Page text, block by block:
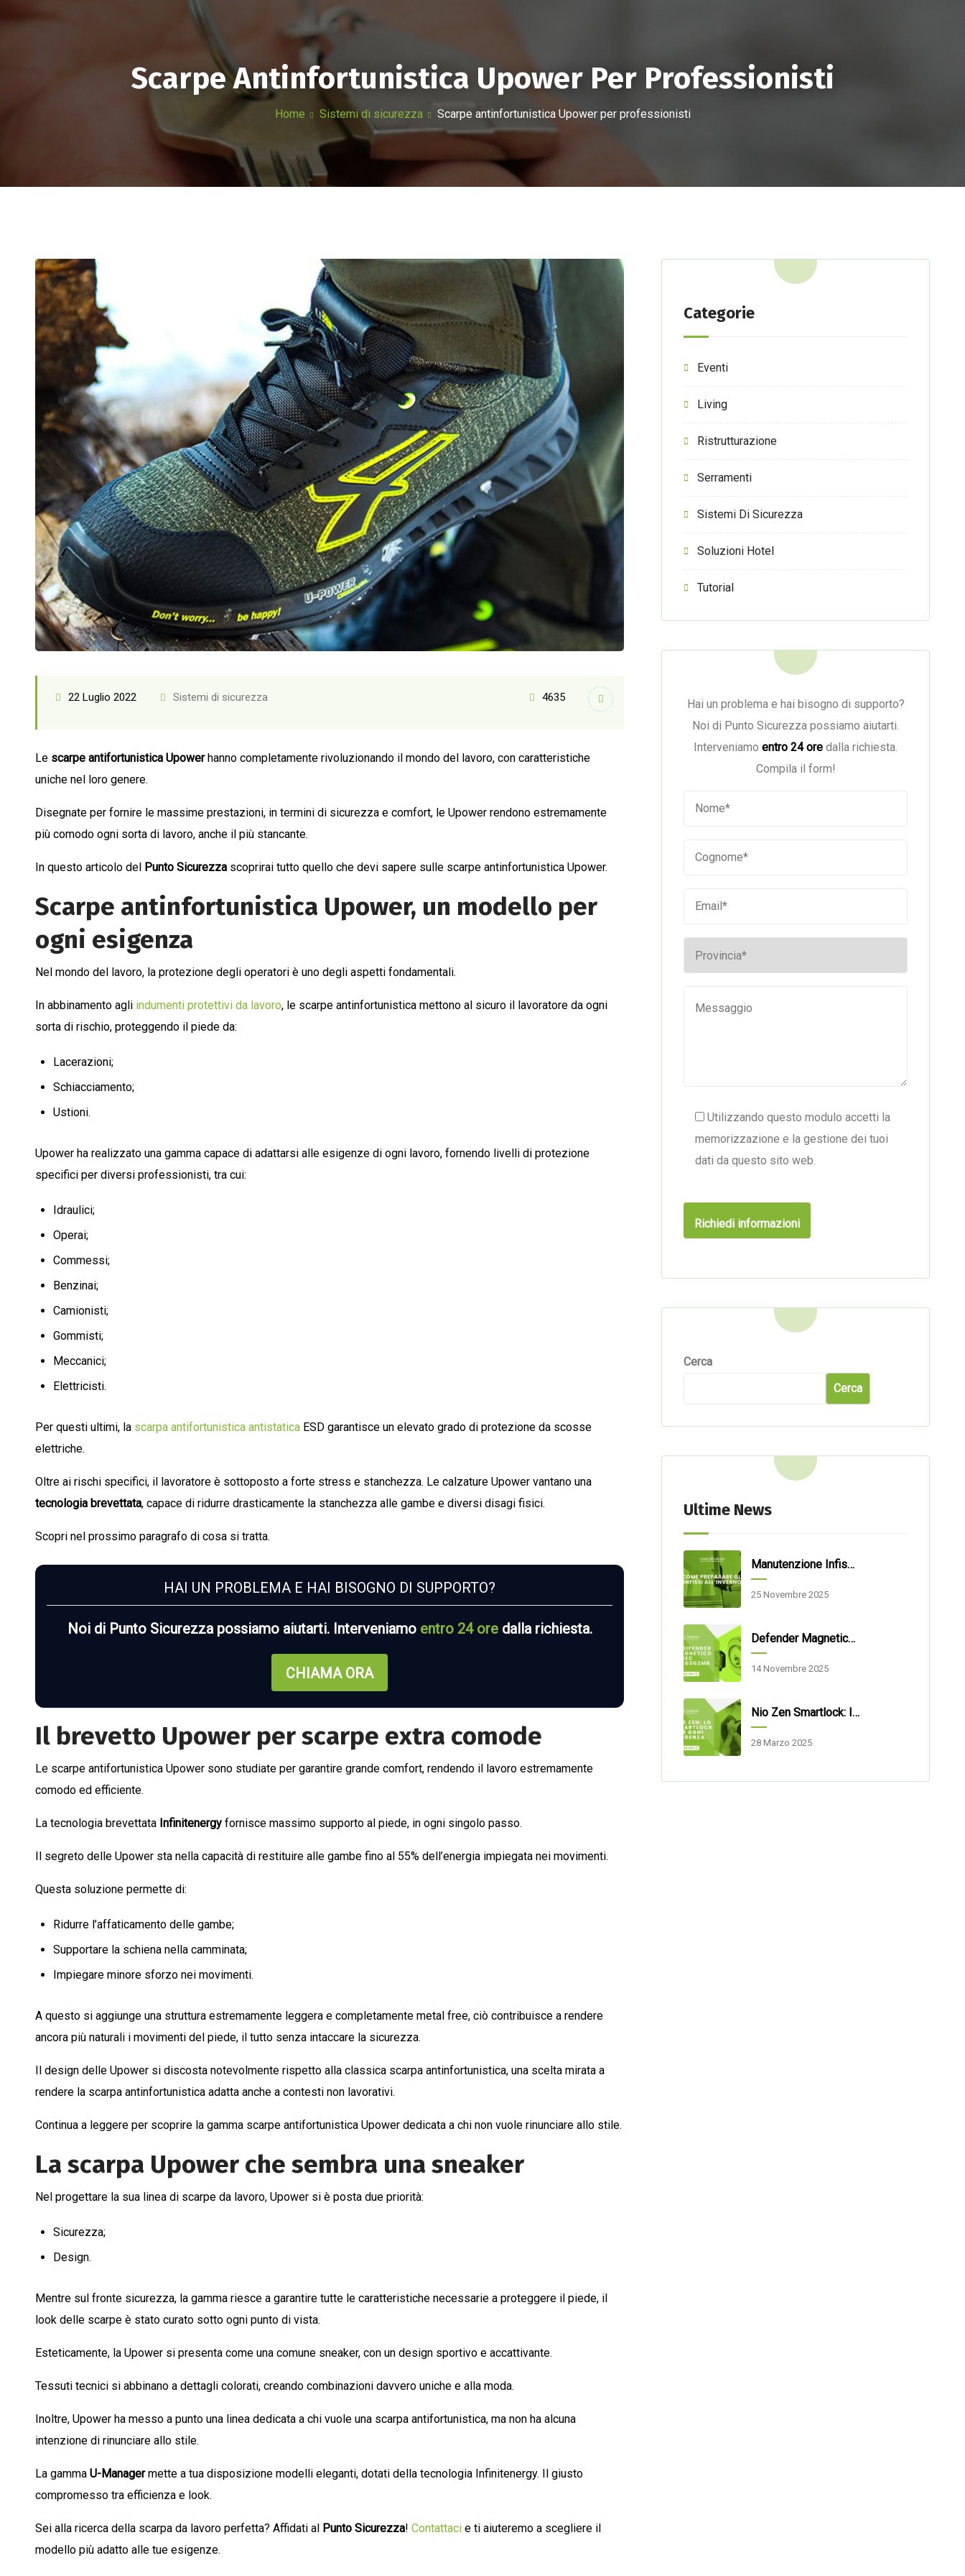
AZIENDA PRODOTTI
Scarpe Antinfortunistica Upower Per Professionisti
Home Sistemi di sicurezza Scarpe antinfortunistica Upower per professionisti
22 Luglio 2022 Sistemi di sicurezza 4635
Le scarpe antifortunistica Upowerhanno completamente rivoluzionando il mondo del lavoro, con caratteristiche
uniche nel loro genere.
Disegnate per fornire le massime prestazioni, in termini di sicurezza e comfort, le Upower rendono estremamente
più comodo ogni sorta di lavoro, anche il più stancante.
In questo articolo del Punto Sicurezza scoprirai tutto quello che devi sapere sulle scarpe antinfortunistica Upower.
Scarpe antinfortunistica Upower, un modello per
ogni esigenza
Nel mondo del lavoro, la protezione degli operatori è uno degli aspetti fondamentali.
In abbinamento agli indumenti protettivi da lavoro, le scarpe antinfortunistica mettono al sicuro il lavoratore da ogni
sorta di rischio, proteggendo il piede da:
Lacerazioni;
Schiacciamento;
Ustioni.
Upower ha realizzato una gamma capace di adattarsi alle esigenze di ogni lavoro, fornendo livelli di protezione
specifici per diversi professionisti, tra cui:
Idraulici;
Operai;
Commessi;
Benzinai;
Camionisti;
Gommisti;
Meccanici;
Elettricisti.
Per questi ultimi, la scarpa antifortunistica antistatica ESD garantisce un elevato grado di protezione da scosse
elettriche.
Oltre ai rischi specifici, il lavoratore è sottoposto a forte stress e stanchezza. Le calzature Upower vantano una
tecnologia brevettata, capace di ridurre drasticamente la stanchezza alle gambe e diversi disagi fisici.
Scopri nel prossimo paragrafo di cosa si tratta.
HAI UN PROBLEMA E HAI BISOGNO DI SUPPORTO?
Noi di Punto Sicurezza possiamo aiutarti. Interveniamo entro 24 oredalla richiesta.
CHIAMA ORA
Il brevetto Upower per scarpe extra comode
Le scarpe antifortunistica Upower sono studiate per garantire grande comfort, rendendo il lavoro estremamente
comodo ed efficiente.
La tecnologia brevettata Infinitenergy fornisce massimo supporto al piede, in ogni singolo passo.
Il segreto delle Upower sta nella capacità di restituire alle gambe fino al 55% dell’energia impiegata nei movimenti.
Questa soluzione permette di:
Ridurre l’affaticamento delle gambe;
Supportare la schiena nella camminata;
Impiegare minore sforzo nei movimenti.
A questo si aggiunge una struttura estremamente leggera e completamente metal free, ciò contribuisce a rendere
ancora più naturali i movimenti del piede, il tutto senza intaccare la sicurezza.
Il design delle Upower si discosta notevolmente rispetto alla classica scarpa antinfortunistica, una scelta mirata a
rendere la scarpa antinfortunistica adatta anche a contesti non lavorativi.
Continua a leggere per scoprire la gamma scarpe antifortunistica Upower dedicata a chi non vuole rinunciare allo stile.
La scarpa Upower che sembra una sneaker
Nel progettare la sua linea di scarpe da lavoro, Upower si è posta due priorità:
Sicurezza;
Design.
Mentre sul fronte sicurezza, la gamma riesce a garantire tutte le caratteristiche necessarie a proteggere il piede, il
look delle scarpe è stato curato sotto ogni punto di vista.
Esteticamente, la Upower si presenta come una comune sneaker, con un design sportivo e accattivante.
Tessuti tecnici si abbinano a dettagli colorati, creando combinazioni davvero uniche e alla moda.
Inoltre, Upower ha messo a punto una linea dedicata a chi vuole una scarpa antifortunistica, ma non ha alcuna
intenzione di rinunciare allo stile.
La gamma U-Managermette a tua disposizione modelli eleganti, dotati della tecnologia Infinitenergy. Il giusto
compromesso tra efficienza e look.
Sei alla ricerca della scarpa da lavoro perfetta? Affidati al Punto Sicurezza! Contattaci e ti aiuteremo a scegliere il
modello più adatto alle tue esigenze.
Categorie
Eventi
Living
Ristrutturazione
Serramenti
Sistemi Di Sicurezza
Soluzioni Hotel
Tutorial
Hai un problema e hai bisogno di supporto?
Noi di Punto Sicurezza possiamo aiutarti.
Interveniamo entro 24 ore dalla richiesta.
Compila il form!
Utilizzando questo modulo accetti la
memorizzazione e la gestione dei tuoi
dati da questo sito web.
Cerca
Cerca
Ultime News
Manutenzione Infissi: Come Prepararli Al Meglio Per L’inverno
25 Novembre 2025
Defender Magnetico Disec 3G2MB: Sicurezza E Praticità Per Porte Blindate
14 Novembre 2025
Nio Zen Smartlock: Il Cilindro Di Sicurezza Smart Per Ogni Esigenza
28 Marzo 2025